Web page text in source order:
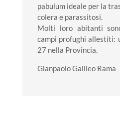
pabulum ideale per la
colera e parassitosi.
Molti loro abitanti
campi profughi allestiti:
27 nella Provincia.
Gianpaolo Galileo Rama